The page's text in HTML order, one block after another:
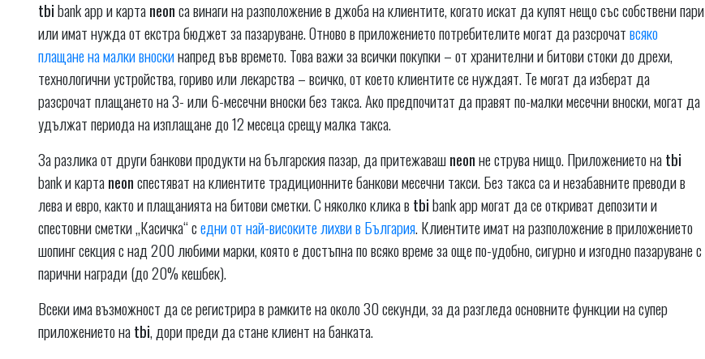
tbibank app и картаneonса винаги на разположение в джоба на клиентите, когато искат да купят нещо със собствени пари
или имат нужда от екстра бюджет за пазаруване. Отново в приложението потребителите могат да разсрочатвсяко
плащане на малки вноскинапред във времето. Това важи за всички покупки – от хранителни и битови стоки до дрехи,
технологични устройства, гориво или лекарства – всичко, от което клиентите се нуждаят. Те могат да изберат да
разсрочат плащането на 3- или 6-месечни вноски без такса. Ако предпочитат да правят по-малки месечни вноски, могат да
удължат периода на изплащане до 12 месеца срещу малка такса.
За разлика от други банкови продукти на българския пазар, да притежавашneonне струва нищo. Приложението наtbi
bank и картаneonспестяват на клиентите традиционните банкови месечни такси. Без такса са и незабавните преводи в
лева и евро, както и плащанията на битови сметки. С няколко клика в tbibank app могат да се откриват депозити и
спестовни сметки „Касичка“ седни от най-високите лихви в България. Клиентите имат на разположение в приложението
шопинг секция с над 200 любими марки, която е достъпна по всяко време за още по-удобно, сигурно и изгодно пазаруване с
парични награди (до 20% кешбек).
Всеки има възможност да се регистрира в рамките на около 30 секунди, за да разгледа основните функции на супер
приложението наtbi, дори преди да стане клиент на банката.